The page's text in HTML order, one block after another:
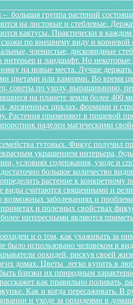
– большая группа растений
на листовые и стеблевые.
кактусы. Практически в
по внешнему виду и
членистые, дисковидные
и ландшафт. Но
на новые места. Лучше
цветами или камнями. Во время
советы по уходу, выращиванию,
на планете земля более
жизненных циклах, формами и
Растения применяют в пищевой
наделен магическими
тутовых. Фикус получил
украшением интерьера,
условиях содержания, уходе и
большое количество
растение к
виды считаются священными и
возможных заболеваниях и
и полезных свойствах
интересными являются
орхидеи и о том, как ухаживать
было использовано человеком в
орхидей, рискуя своей
домах. Цветы легко купить в
близки их природным
как правильно
Как и когда пересаживать.
и уходе за орхидеями в